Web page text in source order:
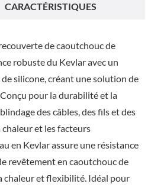
CARACTÉRISTIQUES
de caoutchouc de
robuste du Kevlar avec un
silicone, créant une solution de
pour la durabilité et la
des câbles, des fils et des
et les facteurs
en Kevlar assure une résistance
revêtement en caoutchouc de
chaleur et flexibilité. Idéal pour